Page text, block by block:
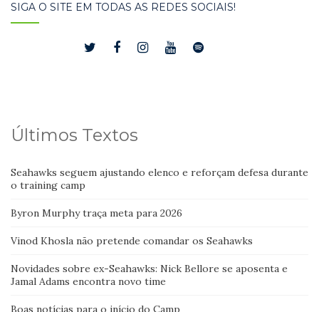
SIGA O SITE EM TODAS AS REDES SOCIAIS!
Últimos Textos
Seahawks seguem ajustando elenco e reforçam defesa durante
o training camp
Byron Murphy traça meta para 2026
Vinod Khosla não pretende comandar os Seahawks
Novidades sobre ex-Seahawks: Nick Bellore se aposenta e
Jamal Adams encontra novo time
Boas notícias para o início do Camp